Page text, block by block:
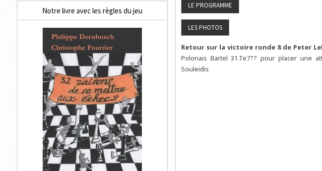
Retour sur la victoire ronde 8 de Peter
Polonais Bartel 31.Te7?? pour placer une
Souleidis
Notre livre avec les règles du jeu